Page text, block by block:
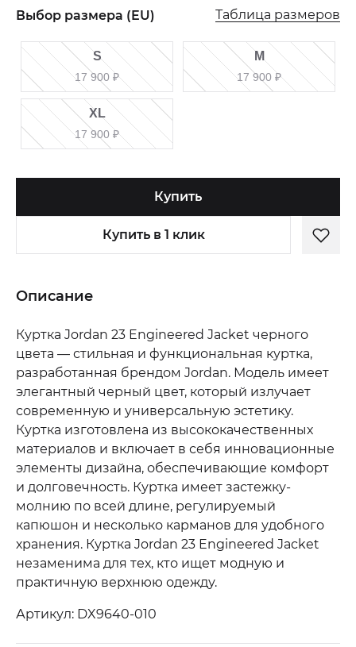
Выбор размера (EU) Таблица размеров
S
17 900 ₽
M
17 900 ₽
XL
17 900 ₽
Купить
Купить в 1 клик
Описание
Куртка Jordan 23 Engineered Jacket черного
цвета — стильная и функциональная куртка,
разработанная брендом Jordan. Модель имеет
элегантный черный цвет, который излучает
современную и универсальную эстетику.
Куртка изготовлена ​​из высококачественных
материалов и включает в себя инновационные
элементы дизайна, обеспечивающие комфорт
и долговечность. Куртка имеет застежку-
молнию по всей длине, регулируемый
капюшон и несколько карманов для удобного
хранения. Куртка Jordan 23 Engineered Jacket
незаменима для тех, кто ищет модную и
практичную верхнюю одежду.
Артикул: DX9640-010